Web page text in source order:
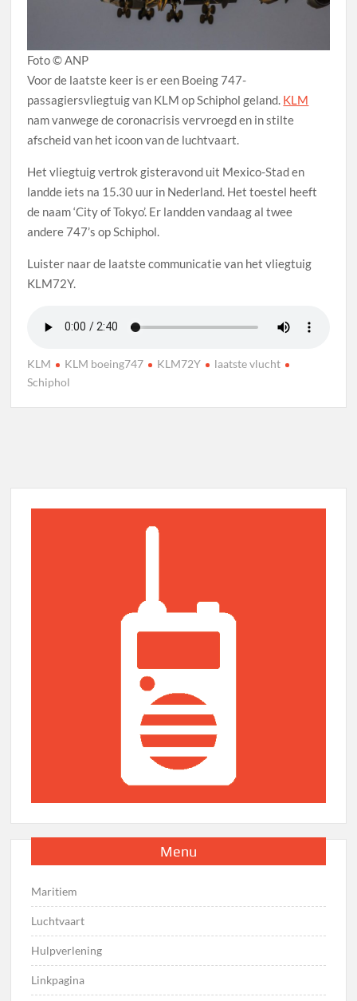
Foto © ANP
Voor de laatste keer is er een Boeing 747-
passagiersvliegtuig van KLM op Schiphol geland. KLM
nam vanwege de coronacrisis vervroegd en in stilte
afscheid van het icoon van de luchtvaart.
Het vliegtuig vertrok gisteravond uit Mexico-Stad en
landde iets na 15.30 uur in Nederland. Het toestel heeft
de naam ‘City of Tokyo’. Er landden vandaag al twee
andere 747’s op Schiphol.
Luister naar de laatste communicatie van het vliegtuig
KLM72Y.
KLM KLM boeing747 KLM72Y
laatste vlucht
Schiphol
Menu
Maritiem
Luchtvaart
Hulpverlening
Linkpagina